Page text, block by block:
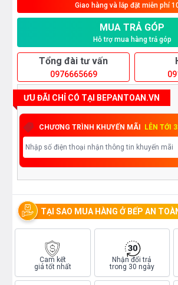
Giao hàng và lắp đặt miễn phí
MUA TRẢ GÓP
Hỗ trợ mua hàng trả góp
Tổng đài tư vấn
0976665669
ƯU ĐÃI CHỈ CÓ TẠI BEPANTOAN.VN
CHƯƠNG TRÌNH KHUYẾN MÃI LÊN TỚI
TẠI SAO MUA HÀNG Ở BẾP AN
Cam kết
giá tốt nhất
Nhận đổi trả
trong 30 ngày